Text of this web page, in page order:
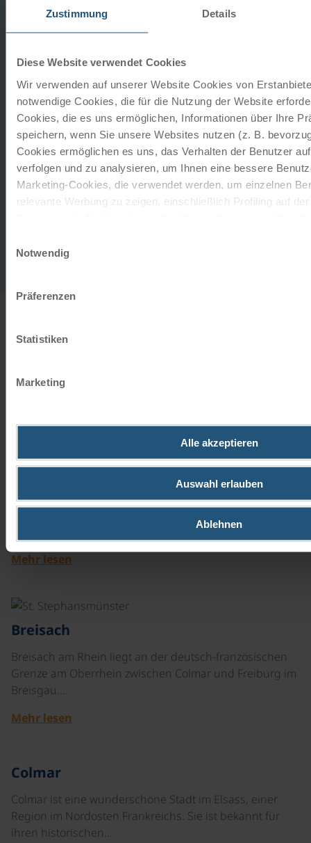
Zustimmung Details
Diese Website verwendet Cookies
Wir verwenden auf unserer Website Cookies von
notwendige Cookies, die für die Nutzung der Website
Cookies, die es uns ermöglichen, Informationen über Ihre
speichern, wenn Sie unsere Websites nutzen (z. B.
Cookies ermöglichen es uns, das Verhalten der Benutzer
verfolgen und zu analysieren, um Ihnen eine bessere
Marketing-Cookies, die verwendet werden, um einzelnen
relevante Werbung zu zeigen, einschließlich Profiling auf
entscheiden, nur notwendige Cookies zu verwenden, indem
Impressum
Notwendig
Präferenzen
Statistiken
Marketing
Alle akzeptieren
Auswahl erlauben
Ablehnen
Hotel Nouri
Bad Krozingen
LAGE:Das im Dezember 2023 neu eröffnete Hotel liegt
ruhig neben dem Kurpark und der Vita Classica Therme
im Kurort Bad Krozingen. Eine stilvolle Atmosphäre mit
dezentem Luxus erwartet Sie hier im…
Verlängerung auf Anfrage
Täglich Frühstücksbuffet. Abendessen im
©
Bad Krozingen
Bad Krozingen - eine als Kurort bekannte Stadt liegt im
Mehr lesen
Breisach
Breisach am Rhein liegt an der deutsch-französischen
Grenze am Oberrhein zwischen Colmar und Freiburg im
Breisgau.…
Mehr lesen
Colmar
Colmar ist eine wunderschöne Stadt im Elsass, einer
Region im Nordosten Frankreichs. Sie ist bekannt für
ihren historischen…